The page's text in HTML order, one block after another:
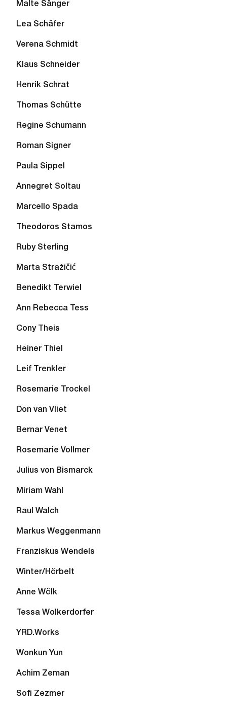
Malte Sänger
Lea Schäfer
Verena Schmidt
Klaus Schneider
Henrik Schrat
Thomas Schütte
Regine Schumann
Roman Signer
Paula Sippel
Annegret Soltau
Marcello Spada
Theodoros Stamos
Ruby Sterling
Marta Stražičić
Benedikt Terwiel
Ann Rebecca Tess
Cony Theis
Heiner Thiel
Leif Trenkler
Rosemarie Trockel
Don van Vliet
Bernar Venet
Rosemarie Vollmer
Julius von Bismarck
Miriam Wahl
Raul Walch
Markus Weggenmann
Franziskus Wendels
Winter/Hörbelt
Anne Wölk
Tessa Wolkerdorfer
YRD.Works
Wonkun Yun
Achim Zeman
Sofi Zezmer